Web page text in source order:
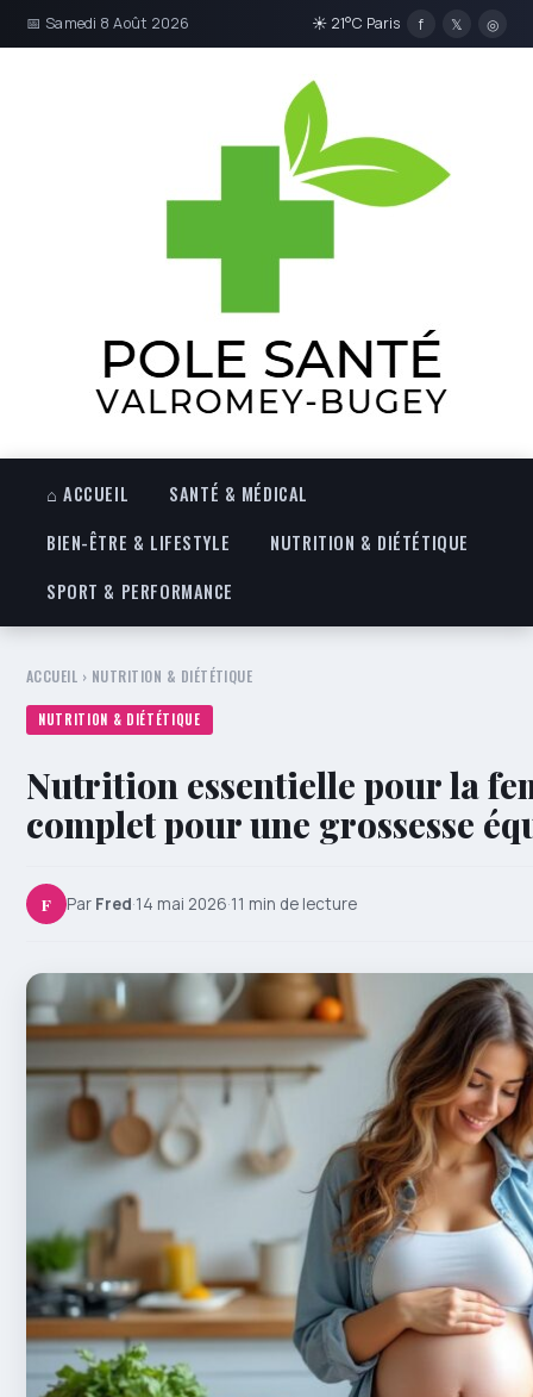
📅 Samedi 8 Août 2026 ☀ 21°C Paris f 𝕏 ◎
⌂ ACCUEIL
SANTÉ & MÉDICAL
BIEN-ÊTRE & LIFESTYLE
NUTRITION & DIÉTÉTIQUE
SPORT & PERFORMANCE
ACCUEIL › NUTRITION & DIÉTÉTIQUE
NUTRITION & DIÉTÉTIQUE
Nutrition essentielle pour la
complet pour une grossesse
F Par Fred·14 mai 2026·11 min de lecture